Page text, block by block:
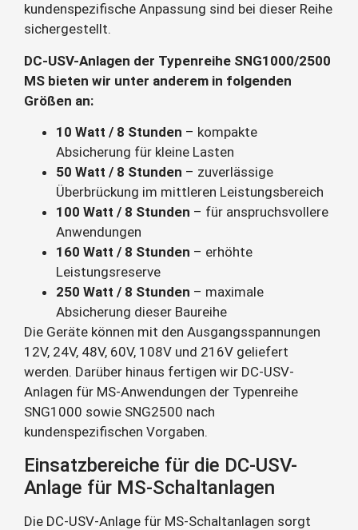
kundenspezifische Anpassung sind bei dieser Reihe
sichergestellt.
DC-USV-Anlagen der Typenreihe SNG1000/2500
MS bieten wir unter anderem in folgenden
Größen an:
10 Watt / 8 Stunden – kompakte
Absicherung für kleine Lasten
50 Watt / 8 Stunden – zuverlässige
Überbrückung im mittleren Leistungsbereich
100 Watt / 8 Stunden – für anspruchsvollere
Anwendungen
160 Watt / 8 Stunden – erhöhte
Leistungsreserve
250 Watt / 8 Stunden – maximale
Absicherung dieser Baureihe
Die Geräte können mit den Ausgangsspannungen
12V, 24V, 48V, 60V, 108V und 216V geliefert
werden. Darüber hinaus fertigen wir DC-USV-
Anlagen für MS-Anwendungen der Typenreihe
SNG1000 sowie SNG2500 nach
kundenspezifischen Vorgaben.
Einsatzbereiche für die DC-USV-
Anlage für MS-Schaltanlagen
Die DC-USV-Anlage für MS-Schaltanlagen sorgt